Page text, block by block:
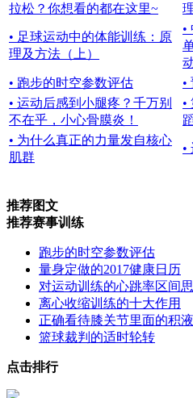
拉松？你想看的都在这里~
• 足球运动中的体能训练：原
理及方法（上）
•
• 跑步的时空参数评估
•
• 运动后感到小腿疼？千万别
不在乎，小心骨膜炎！
•
• 为什么真正的力量发自核心
肌群
•
推荐图文
推荐赛事训练
跑步的时空参数评估
量身定做的2017健康日历
对运动训练的心跳率区间
离心收缩训练的十大作用
正确看待膝关节里面的积液
篮球裁判的适时轮转
点击排行